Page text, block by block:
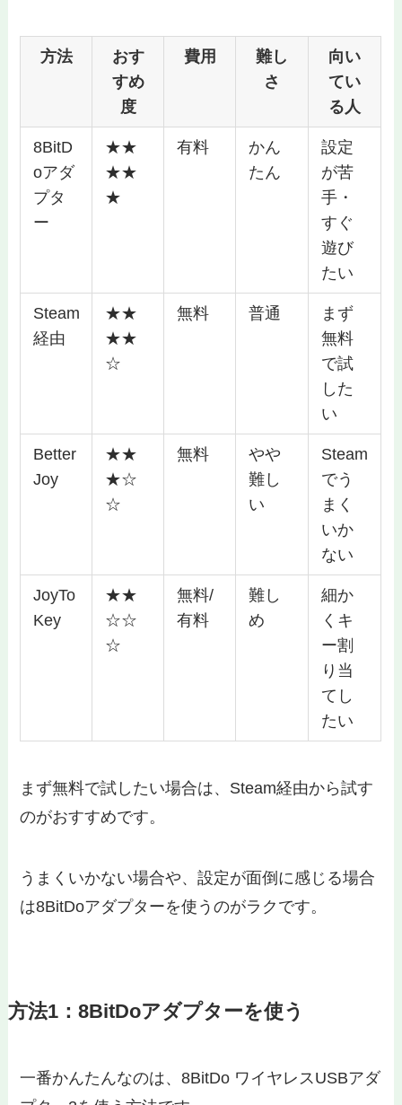
方法
おす
すめ
度
費用
難し
さ
向い
てい
る人
8BitD
oアダ
プタ
ー
★★
★★
★
有料
かん
たん
設定
が苦
手・
すぐ
遊び
たい
Steam
経由
★★
★★
☆
無料 普通
まず
無料
で試
した
い
Better
Joy
★★
★☆
☆
無料
やや
難し
い
Steam
でう
まく
いか
ない
JoyTo
Key
★★
☆☆
☆
無料/
有料
難し
め
細か
くキ
ー割
り当
てし
たい
まず無料で試したい場合は、Steam経由から試す
のがおすすめです。
うまくいかない場合や、設定が面倒に感じる場合
は8BitDoアダプターを使うのがラクです。
方法1：8BitDoアダプターを使う
一番かんたんなのは、8BitDo ワイヤレスUSBアダ